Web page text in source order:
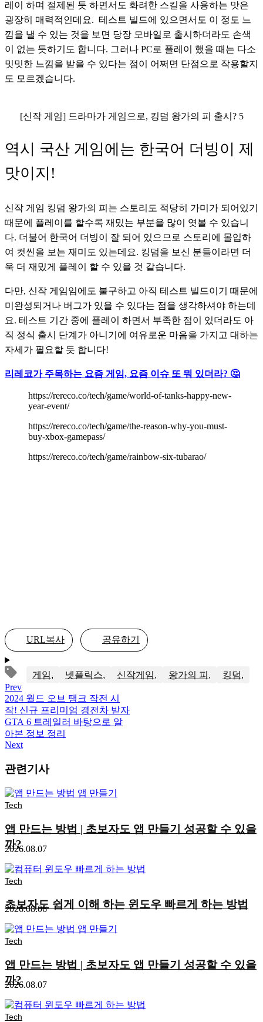
레이 하며 절제된 듯 하면서도 화려한 스킬을 사용하는 맛은
굉장히 매력적인데요.  테스트 빌드에 있으면서도 이 정도 느
낌을 낼 수 있는 것을 보면 당장 모바일로 출시하더라도 손색
이 없는 듯하기도 합니다. 그러나 PC로 플레이 했을 때는 다소
밋밋한 느낌을 받을 수 있다는 점이 어쩌면 단점으로 작용할지
도 모르겠습니다.
[신작 게임] 드라마가 게임으로, 킹덤 왕가의 피 출시? 5
역시 국산 게임에는 한국어 더빙이 제
맛이지!
신작 게임 킹덤 왕가의 피는 스토리도 적당히 가미가 되어있기
때문에 플레이를 할수록 재밌는 부분을 많이 엿볼 수 있습니
다. 더불어 한국어 더빙이 잘 되어 있으므로 스토리에 몰입하
여 컷씬을 보는 재미도 있는데요. 킹덤을 보신 분들이라면 더
욱 더 재밌게 플레이 할 수 있을 것 같습니다.
다만, 신작 게임임에도 불구하고 아직 테스트 빌드이기 때문에
미완성되거나 버그가 있을 수 있다는 점을 생각하셔야 하는데
요. 테스트 기간 중에 플레이 하면서 부족한 점이 있더라도 아
직 정식 출시 단계가 아니기에 여유로운 마음을 가지고 대하는
자세가 필요할 듯 합니다!
리레코가 주목하는 요즘 게임, 요즘 이슈 또 뭐 있더라? 🤔
https://rereco.co/tech/game/world-of-tanks-happy-new-
year-event/
https://rereco.co/tech/game/the-reason-why-you-must-
buy-xbox-gamepass/
https://rereco.co/tech/game/rainbow-six-tubarao/
URL복사 공유하기
게임 넷플릭스 신작게임 왕가의 피
킹덤
Prev
2024 월드 오브 탱크 작전 시
작! 신규 프리미엄 경전차 받자
GTA 6 트레일러 바탕으로 알
아본 정보 정리
Next
관련기사
Tech
앱 만드는 방법 | 초보자도 앱 만들기 성공할 수 있을
까?
2026.08.07
Tech
초보자도 쉽게 이해 하는 윈도우 빠르게 하는 방법
2026.08.06
Tech
앱 만드는 방법 | 초보자도 앱 만들기 성공할 수 있을
까?
2026.08.07
Tech